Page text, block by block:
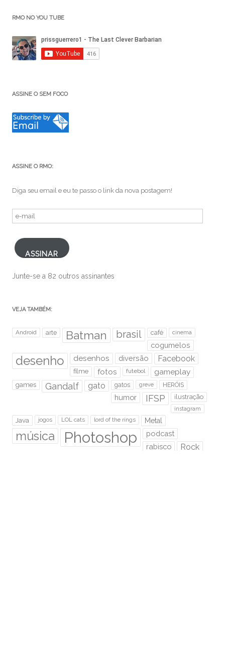
RMO NO YOU TUBE
ASSINE O SEM FOCO
ASSINE O RMO:
Diga seu email e eu te passo o link da nova postagem!
e-
ASSINAR
Junte-se a 82 outros assinantes
VEJA TAMBÉM:
Android arte Batman brasil café cinema
cogumelos
desenho desenhos diversão Facebook
filme fotos futebol gameplay
games Gandalf gato gatos greve HERÓIS
humor IFSP ilustração
instagram
Java jogos LOL cats lord of the rings Metal
música Photoshop
podcast
rabisco
Rock